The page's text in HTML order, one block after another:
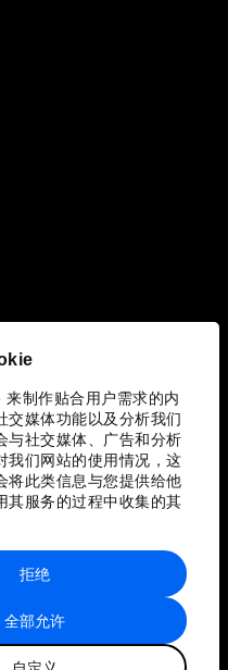
制作贴合用户需求的内
交媒体功能以及分析我们
与社交媒体、广告和分析
我们网站的使用情况，这
将此类信息与您提供给他
其服务的过程中收集的其
全部允许
拒绝
图